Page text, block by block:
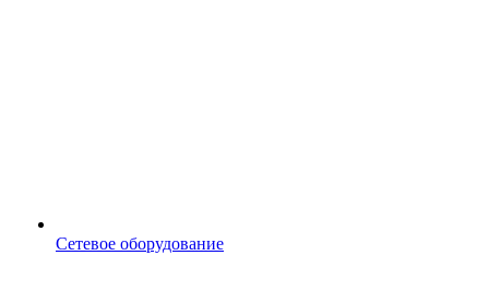
Сетевое оборудование